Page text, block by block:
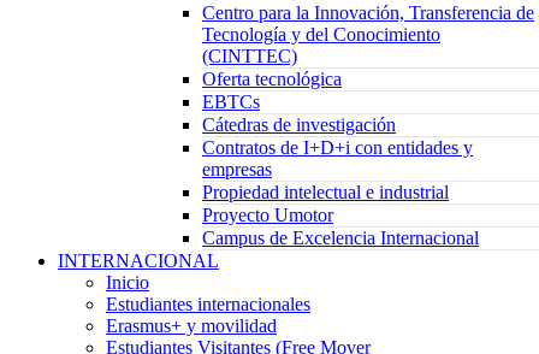
Centro para la Innovación, Transferencia de
Tecnología y del Conocimiento
(CINTTEC)
Oferta tecnológica
EBTCs
Cátedras de investigación
Contratos de I+D+i con entidades y
empresas
Propiedad intelectual e industrial
Proyecto Umotor
Campus de Excelencia Internacional
INTERNACIONAL
Inicio
Estudiantes internacionales
Erasmus+ y movilidad
Estudiantes Visitantes (Free Mover